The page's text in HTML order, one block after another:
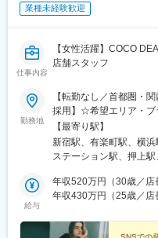
業種未経験歓迎
仕事内容
【女性活躍】COCO
店舗スタッフ
勤務地
【転勤なし／首都圏・
採用】☆希望エリア・
新宿ルミネ2／有楽町
【LOUNIE】アトレ恵比
ザテラス など【Stola.
／横浜ジョイナス／ア
神梅田／ルクアイーレ／
【Stola.】ディアモール
【最寄り駅】
新宿駅、有楽町駅、横
ステーション駅、押上
駅、新橋駅、新宿駅(東
大阪梅田駅(阪神線)、天
西鉄福岡駅、博多駅、
給与
年収520万円（30歳／店
年収430万円（25歳／店